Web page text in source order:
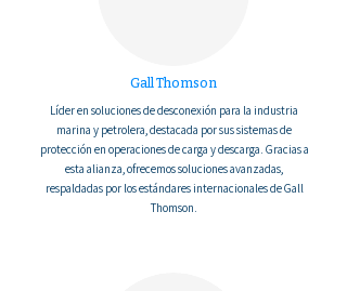
Gall Thomson
Líder en soluciones de desconexión para la industria
marina y petrolera, destacada por sus sistemas de
protección en operaciones de carga y descarga. Gracias a
esta alianza, ofrecemos soluciones avanzadas,
respaldadas por los estándares internacionales de Gall
Thomson.